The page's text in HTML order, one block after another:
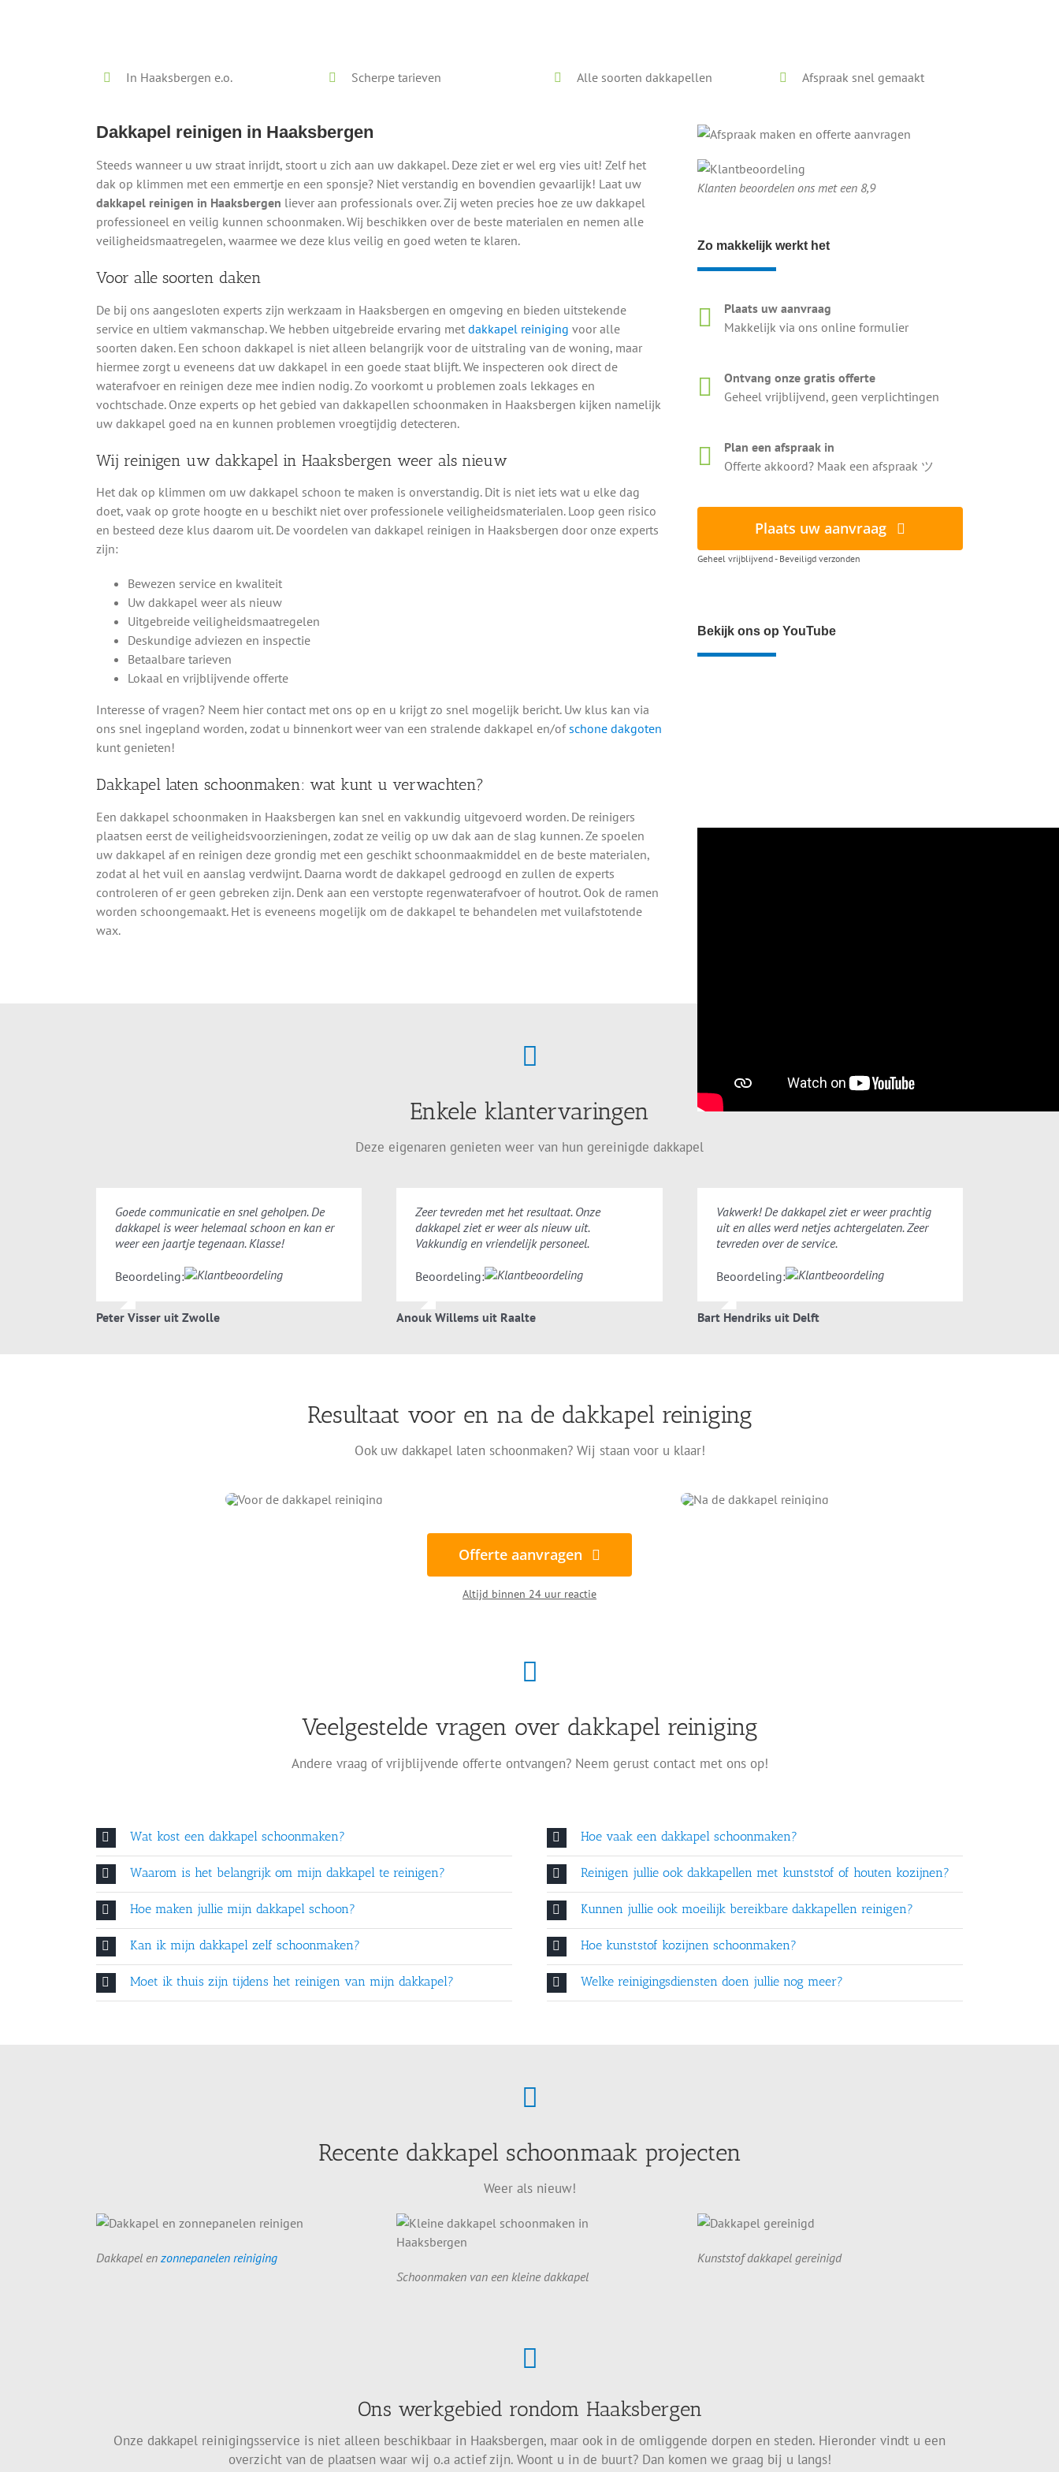
In Haaksbergen e.o. Scherpe tarieven Alle soorten dakkapellen Afspraak snel gemaakt
Dakkapel reinigen in Haaksbergen
Steeds wanneer u uw straat inrijdt, stoort u zich aan uw dakkapel. Deze ziet er wel erg vies uit! Zelf het
dak op klimmen met een emmertje en een sponsje? Niet verstandig en bovendien gevaarlijk! Laat uw
dakkapel reinigen in Haaksbergen liever aan professionals over. Zij weten precies hoe ze uw dakkapel
professioneel en veilig kunnen schoonmaken. Wij beschikken over de beste materialen en nemen alle
veiligheidsmaatregelen, waarmee we deze klus veilig en goed weten te klaren.
Voor alle soorten daken
De bij ons aangesloten experts zijn werkzaam in Haaksbergen en omgeving en bieden uitstekende
service en ultiem vakmanschap. We hebben uitgebreide ervaring met dakkapel reiniging voor alle
soorten daken. Een schoon dakkapel is niet alleen belangrijk voor de uitstraling van de woning, maar
hiermee zorgt u eveneens dat uw dakkapel in een goede staat blijft. We inspecteren ook direct de
waterafvoer en reinigen deze mee indien nodig. Zo voorkomt u problemen zoals lekkages en
vochtschade. Onze experts op het gebied van dakkapellen schoonmaken in Haaksbergen kijken namelijk
uw dakkapel goed na en kunnen problemen vroegtijdig detecteren.
Wij reinigen uw dakkapel in Haaksbergen weer als nieuw
Het dak op klimmen om uw dakkapel schoon te maken is onverstandig. Dit is niet iets wat u elke dag
doet, vaak op grote hoogte en u beschikt niet over professionele veiligheidsmaterialen. Loop geen risico
en besteed deze klus daarom uit. De voordelen van dakkapel reinigen in Haaksbergen door onze experts
zijn:
Bewezen service en kwaliteit
Uw dakkapel weer als nieuw
Uitgebreide veiligheidsmaatregelen
Deskundige adviezen en inspectie
Betaalbare tarieven
Lokaal en vrijblijvende offerte
Interesse of vragen? Neem hier contact met ons op en u krijgt zo snel mogelijk bericht. Uw klus kan via
ons snel ingepland worden, zodat u binnenkort weer van een stralende dakkapel en/ofschone dakgoten
kunt genieten!
Dakkapel laten schoonmaken: wat kunt u verwachten?
Een dakkapel schoonmaken in Haaksbergen kan snel en vakkundig uitgevoerd worden. De reinigers
plaatsen eerst de veiligheidsvoorzieningen, zodat ze veilig op uw dak aan de slag kunnen. Ze spoelen
uw dakkapel af en reinigen deze grondig met een geschikt schoonmaakmiddel en de beste materialen,
zodat al het vuil en aanslag verdwijnt. Daarna wordt de dakkapel gedroogd en zullen de experts
controleren of er geen gebreken zijn. Denk aan een verstopte regenwaterafvoer of houtrot. Ook de ramen
worden schoongemaakt. Het is eveneens mogelijk om de dakkapel te behandelen met vuilafstotende
wax.
Klanten beoordelen ons met een 8,9
Zo makkelijk werkt het
Plaats uw aanvraag
Makkelijk via ons online formulier
Ontvang onze gratis offerte
Geheel vrijblijvend, geen verplichtingen
Plan een afspraak in
Offerte akkoord? Maak een afspraak ツ
Plaats uw aanvraag
Geheel vrijblijvend - Beveiligd verzonden
Bekijk ons op YouTube
Enkele klantervaringen
Deze eigenaren genieten weer van hun gereinigde dakkapel
Goede communicatie en snel geholpen. De
dakkapel is weer helemaal schoon en kan er
weer een jaartje tegenaan. Klasse!
Beoordeling:
Peter Visser uit Zwolle
Zeer tevreden met het resultaat. Onze
dakkapel ziet er weer als nieuw uit.
Vakkundig en vriendelijk personeel.
Beoordeling:
Anouk Willems uit Raalte
Vakwerk! De dakkapel ziet er weer prachtig
uit en alles werd netjes achtergelaten. Zeer
tevreden over de service.
Beoordeling:
Bart Hendriks uit Delft
Resultaat voor en na de dakkapel reiniging
Ook uw dakkapel laten schoonmaken? Wij staan voor u klaar!
Offerte aanvragen
Altijd binnen 24 uur reactie
Veelgestelde vragen over dakkapel reiniging
Andere vraag of vrijblijvende offerte ontvangen? Neem gerust contact met ons op!
Wat kost een dakkapel schoonmaken?
Waarom is het belangrijk om mijn dakkapel te reinigen?
Hoe maken jullie mijn dakkapel schoon?
Kan ik mijn dakkapel zelf schoonmaken?
Moet ik thuis zijn tijdens het reinigen van mijn dakkapel?
Hoe vaak een dakkapel schoonmaken?
Reinigen jullie ook dakkapellen met kunststof of houten kozijnen?
Kunnen jullie ook moeilijk bereikbare dakkapellen reinigen?
Hoe kunststof kozijnen schoonmaken?
Welke reinigingsdiensten doen jullie nog meer?
Recente dakkapel schoonmaak projecten
Weer als nieuw!
Dakkapel en zonnepanelen reiniging
Schoonmaken van een kleine dakkapel
Kunststof dakkapel gereinigd
Ons werkgebied rondom Haaksbergen
Onze dakkapel reinigingsservice is niet alleen beschikbaar in Haaksbergen, maar ook in de omliggende dorpen en steden. Hieronder vindt u een
overzicht van de plaatsen waar wij o.a actief zijn. Woont u in de buurt? Dan komen we graag bij u langs!